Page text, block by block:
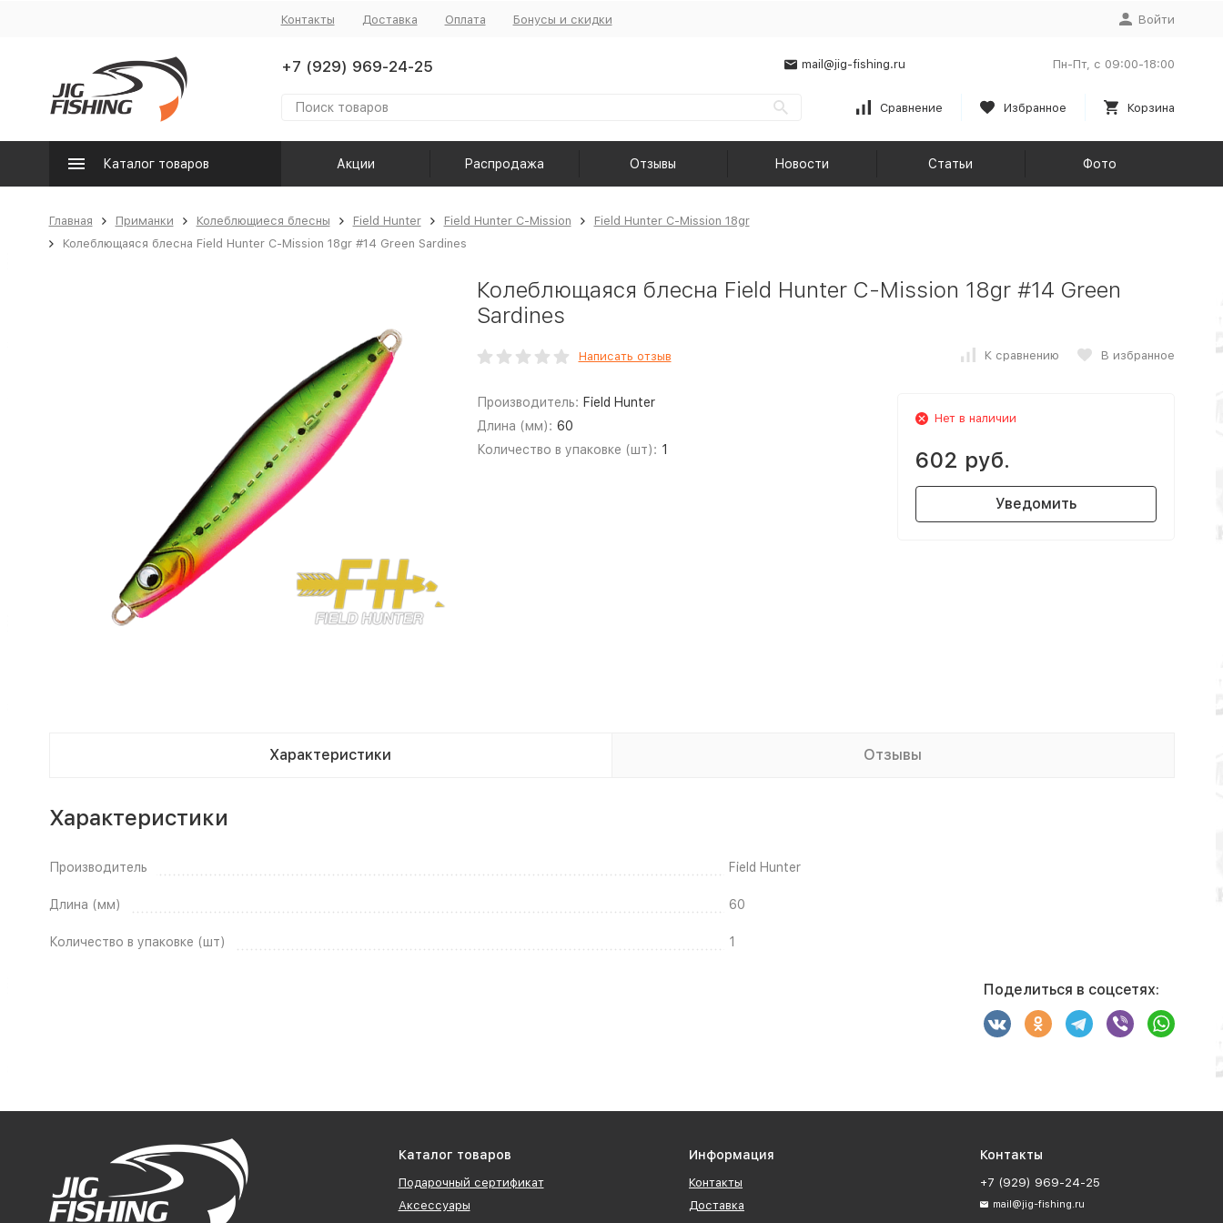
Контакты Доставка Оплата Бонусы и скидки Войти
+7 (929) 969-24-25 mail@jig-fishing.ru Пн-Пт, с 09:00-18:00
Сравнение Избранное Корзина
Каталог товаров Акции Распродажа Отзывы Новости Статьи Фото
Главная Приманки Колеблющиеся блесны Field Hunter Field Hunter C-Mission
Field Hunter C-Mission 18gr
Колеблющаяся блесна Field Hunter C-Mission 18gr #14 Green Sardines
Колеблющаяся блесна Field Hunter C-Mission 18gr #14 Green
Sardines
Написать отзыв К сравнению В избранное
Производитель: Field Hunter
Длина (мм): 60
Количество в упаковке (шт): 1
Нет в наличии
602 руб.
Уведомить
Характеристики Отзывы
Характеристики
Производитель Field Hunter
Длина (мм) 60
Количество в упаковке (шт) 1
Поделиться в соцсетях:
Каталог товаров
Подарочный сертификат
Аксессуары
Информация
Контакты
Доставка
Контакты
+7 (929) 969-24-25
mail@jig-fishing.ru